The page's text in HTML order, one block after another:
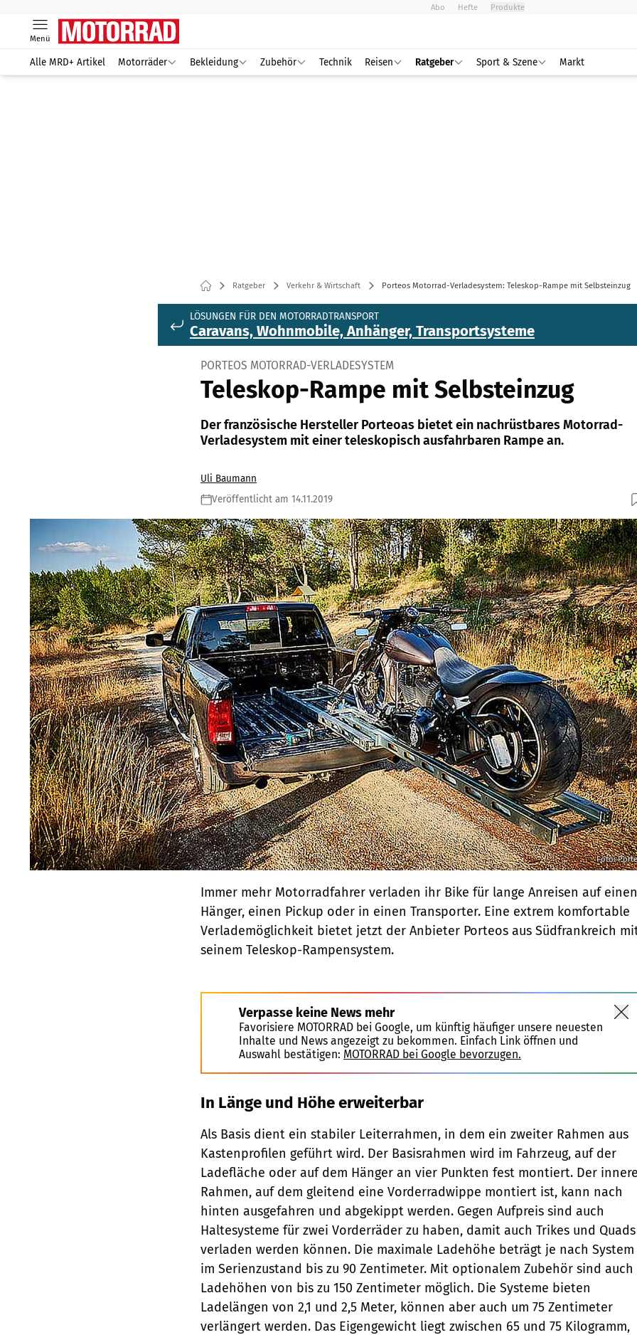
Abo Hefte Produkte
Menü
Alle MRD+ Artikel Motorräder Bekleidung Zubehör Technik Reisen Ratgeber Sport & Szene Markt
Ratgeber Verkehr & Wirtschaft Porteos Motorrad-Verladesystem: Teleskop-Rampe mit Selbsteinzug
LÖSUNGEN FÜR DEN MOTORRADTRANSPORT
Caravans, Wohnmobile, Anhänger, Transportsysteme
PORTEOS MOTORRAD-VERLADESYSTEM
Teleskop-Rampe mit Selbsteinzug
Der französische Hersteller Porteoas bietet ein nachrüstbares Motorrad-
Verladesystem mit einer teleskopisch ausfahrbaren Rampe an.
Uli Baumann
Veröffentlicht am 14.11.2019
Foto:
Immer mehr Motorradfahrer verladen ihr Bike für lange Anreisen auf einen
Hänger, einen Pickup oder in einen Transporter. Eine extrem komfortable
Verlademöglichkeit bietet jetzt der Anbieter Porteos aus Südfrankreich
seinem Teleskop-Rampensystem.
Verpasse keine News mehr
Favorisiere MOTORRAD bei Google, um künftig häufiger unsere neuesten
Inhalte und News angezeigt zu bekommen. Einfach Link öffnen und
Auswahl bestätigen: MOTORRAD bei Google bevorzugen.
In Länge und Höhe erweiterbar
Als Basis dient ein stabiler Leiterrahmen, in dem ein zweiter Rahmen aus
Kastenprofilen geführt wird. Der Basisrahmen wird im Fahrzeug, auf der
Ladefläche oder auf dem Hänger an vier Punkten fest montiert. Der
Rahmen, auf dem gleitend eine Vorderradwippe montiert ist, kann nach
hinten ausgefahren und abgekippt werden. Gegen Aufpreis sind auch
Haltesysteme für zwei Vorderräder zu haben, damit auch Trikes und Quads
verladen werden können. Die maximale Ladehöhe beträgt je nach System
im Serienzustand bis zu 90 Zentimeter. Mit optionalem Zubehör sind auch
Ladehöhen von bis zu 150 Zentimeter möglich. Die Systeme bieten
Ladelängen von 2,1 und 2,5 Meter, können aber auch um 75 Zentimeter
verlängert werden. Das Eigengewicht liegt zwischen 65 und 75 Kilogramm,